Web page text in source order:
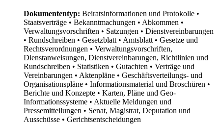
Dokumententyp: Beiratsinformationen und Protokolle •
Staatsverträge • Bekanntmachungen • Abkommen •
Verwaltungsvorschriften • Satzungen • Dienstvereinbarungen
• Rundschreiben • Gesetzblatt • Amtsblatt • Gesetze und
Rechtsverordnungen • Verwaltungsvorschriften,
Dienstanweisungen, Dienstvereinbarungen, Richtlinien und
Rundschreiben • Statistiken • Gutachten • Verträge und
Vereinbarungen • Aktenpläne • Geschäftsverteilungs- und
Organisationspläne • Informationsmaterial und Broschüren •
Berichte und Konzepte • Karten, Pläne und Geo-
Informationssysteme • Aktuelle Meldungen und
Pressemitteilungen • Senat, Magistrat, Deputation und
Ausschüsse • Gerichtsentscheidungen